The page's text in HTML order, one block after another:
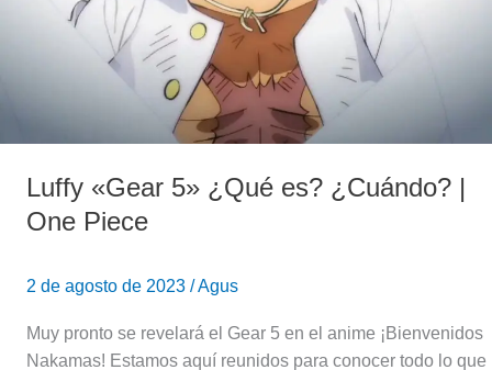
Luffy «Gear 5» ¿Qué es? ¿Cuándo? |
One Piece
2 de agosto de 2023 /Agus
Muy pronto se revelará el Gear 5 en el anime ¡Bienvenidos
Nakamas! Estamos aquí reunidos para conocer todo lo que
¿Cuándo?